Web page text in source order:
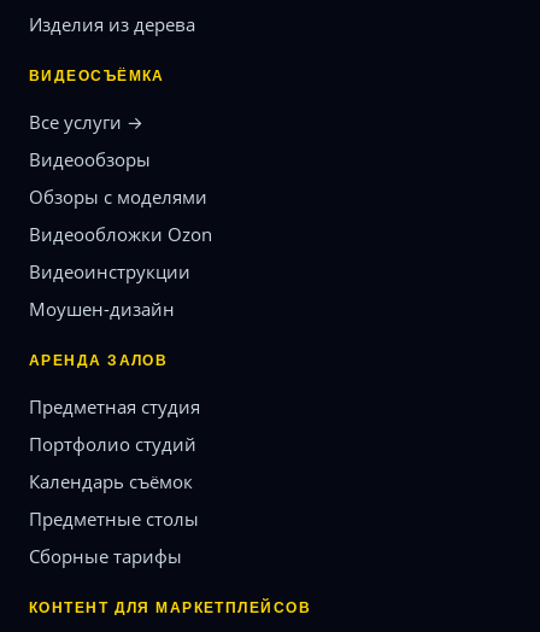
Изделия из дерева
ВИДЕОСЪЁМКА
Все услуги →
Видеообзоры
Обзоры с моделями
Видеообложки Ozon
Видеоинструкции
Моушен-дизайн
АРЕНДА ЗАЛОВ
Предметная студия
Портфолио студий
Календарь съёмок
Предметные столы
Сборные тарифы
КОНТЕНТ ДЛЯ МАРКЕТПЛЕЙСОВ